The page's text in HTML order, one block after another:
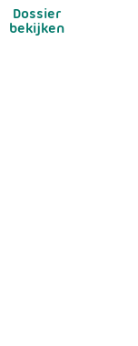
Dossier
bekijken